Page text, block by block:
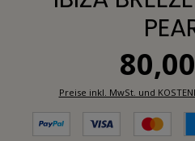
Preise inkl. MwSt. und